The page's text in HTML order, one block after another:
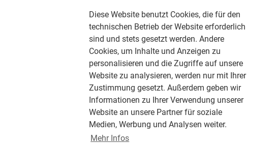
Diese Website benutzt Cookies, die für den
technischen Betrieb der Website erforderlich
sind und stets gesetzt werden. Andere
Cookies, um Inhalte und Anzeigen zu
personalisieren und die Zugriffe auf unsere
Website zu analysieren, werden nur mit Ihrer
Zustimmung gesetzt. Außerdem geben wir
Informationen zu Ihrer Verwendung unserer
Website an unsere Partner für soziale
Medien, Werbung und Analysen weiter.
Mehr Infos